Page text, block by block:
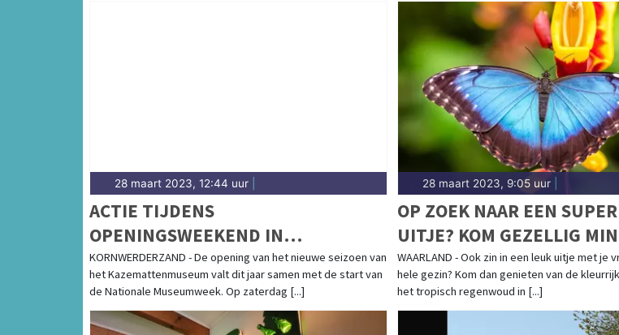
28 maart 2023, 12:44 uur
ACTIE TIJDENS
OPENINGSWEEKEND IN
KAZEMATTENMUSEUM
KORNWERDERZAND - De opening van het nieuwe seizoen van
het Kazemattenmuseum valt dit jaar samen met de start van
de Nationale Museumweek. Op zaterdag [...]
28 maart 2023, 9:05 uur|
OP ZOEK NAAR EEN
UITJE? KOM GEZELLIG MINIGOLFEN
OF WANDEL TUSSEN DE
VLINDERS !
WAARLAND - Ook zin in een leuk uitje met je
hele gezin? Kom dan genieten van de
het tropisch regenwoud in [...]